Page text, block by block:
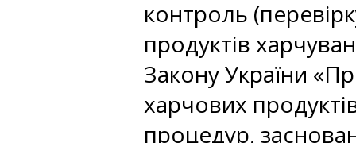
контроль
продуктів
Закону України
харчових
процедур,